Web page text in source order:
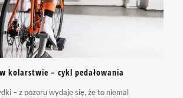
kolarstwie – cykl pedałowania
– z pozoru wydaje się, że to niemal